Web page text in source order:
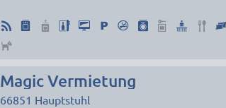
Magic Vermietung
66851 Hauptstuhl